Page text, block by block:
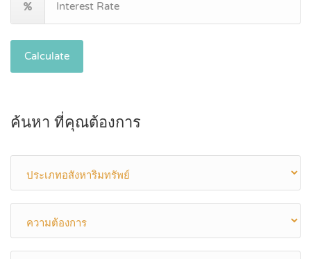
Calculate
ค้นหา ที่คุณต้องการ